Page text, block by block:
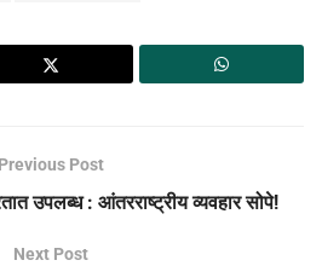
Previous Post
उपलब्ध : आंतरराष्ट्रीय व्यवहार सोपे!
Next Post